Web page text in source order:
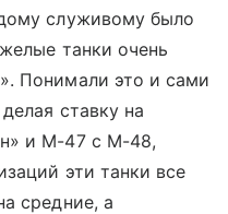
служивому было
танки очень
Понимали это и сами
ставку на
и М-47 с М-48,
эти танки все
средние, а